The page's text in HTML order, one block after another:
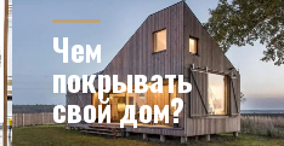
Чем
покрывать
свой дом?